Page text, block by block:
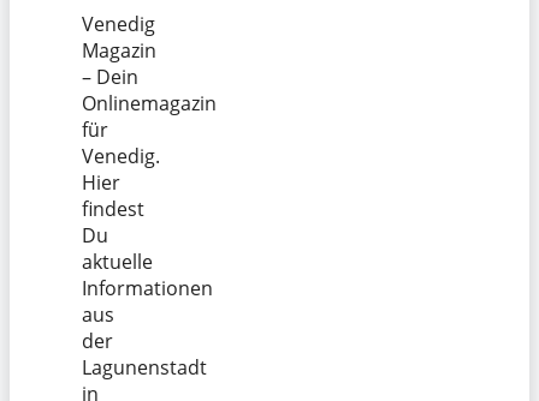
Venedig
Magazin
– Dein
Onlinemagazin
für
Venedig.
Hier
findest
Du
aktuelle
Informationen
aus
der
Lagunenstadt
in